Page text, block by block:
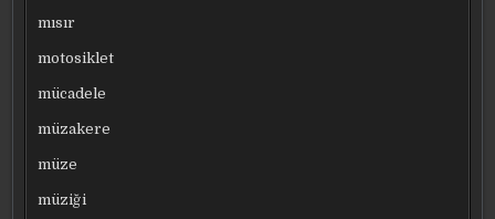
mısır
motosiklet
mücadele
müzakere
müze
müziği